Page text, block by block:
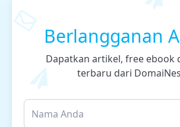
Berlangganan
Dapatkan artikel, free ebook
terbaru dari